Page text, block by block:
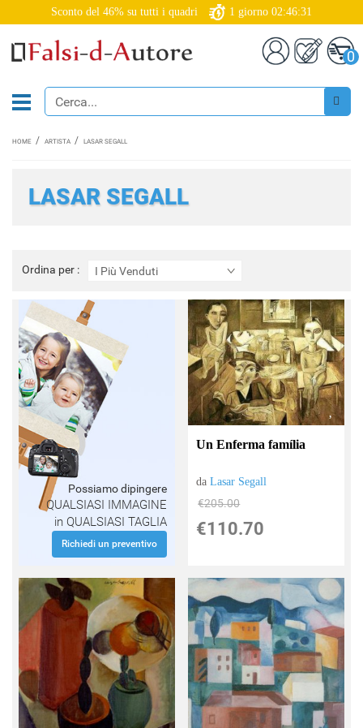
Sconto del 46% su tutti i quadri 1 giorno 02:46:30
0
HOME ARTISTA LASAR SEGALL
LASAR SEGALL
Ordina per : I Più Venduti
Ordina
per
Possiamo dipingere
QUALSIASI IMMAGINE
in QUALSIASI TAGLIA
Richiedi un preventivo
Un Enferma família
daLasar Segall
€205.00
€110.70